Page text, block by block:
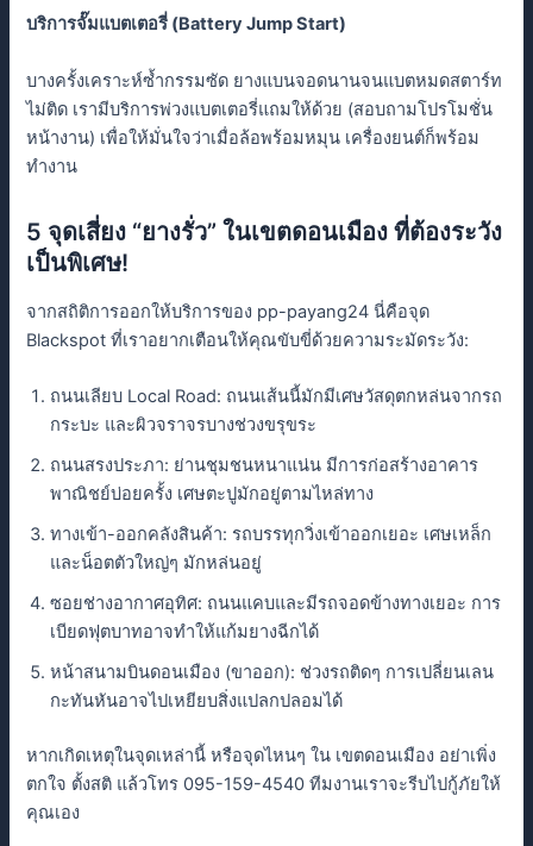
บริการจั๊มแบตเตอรี่ (Battery Jump Start)
บางครั้งเคราะห์ซ้ำกรรมซัด ยางแบนจอดนานจนแบตหมดสตาร์ท
ไม่ติด เรามีบริการพ่วงแบตเตอรี่แถมให้ด้วย (สอบถามโปรโมชั่น
หน้างาน) เพื่อให้มั่นใจว่าเมื่อล้อพร้อมหมุน เครื่องยนต์ก็พร้อม
ทำงาน
5 จุดเสี่ยง “ยางรั่ว” ในเขตดอนเมือง ที่ต้องระวัง
เป็นพิเศษ!
จากสถิติการออกให้บริการของ pp-payang24 นี่คือจุด
Blackspot ที่เราอยากเตือนให้คุณขับขี่ด้วยความระมัดระวัง:
ถนนเลียบ Local Road: ถนนเส้นนี้มักมีเศษวัสดุตกหล่นจากรถ
กระบะ และผิวจราจรบางช่วงขรุขระ
ถนนสรงประภา: ย่านชุมชนหนาแน่น มีการก่อสร้างอาคาร
พาณิชย์บ่อยครั้ง เศษตะปูมักอยู่ตามไหล่ทาง
ทางเข้า-ออกคลังสินค้า: รถบรรทุกวิ่งเข้าออกเยอะ เศษเหล็ก
และน็อตตัวใหญ่ๆ มักหล่นอยู่
ซอยช่างอากาศอุทิศ: ถนนแคบและมีรถจอดข้างทางเยอะ การ
เบียดฟุตบาทอาจทำให้แก้มยางฉีกได้
หน้าสนามบินดอนเมือง (ขาออก): ช่วงรถติดๆ การเปลี่ยนเลน
กะทันหันอาจไปเหยียบสิ่งแปลกปลอมได้
หากเกิดเหตุในจุดเหล่านี้ หรือจุดไหนๆ ใน เขตดอนเมือง อย่าเพิ่ง
ตกใจ ตั้งสติ แล้วโทร 095-159-4540 ทีมงานเราจะรีบไปกู้ภัยให้
คุณเอง